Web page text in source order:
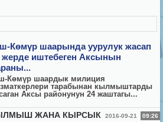
Көмүр шаарында уурулук жасап
жерде иштебеген Аксынын
Көмүр шаардык милиция
тарабынан кылмыштарды
Аксы районунун 24 жаштагы...
ЖАНА КЫРСЫК 2016-09-21 09:26